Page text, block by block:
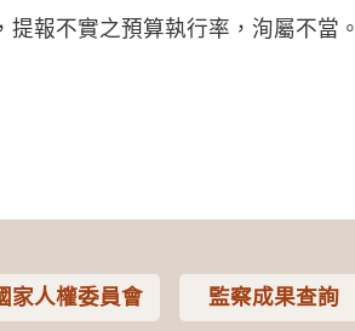
報不實之預算執行率，洵屬不當。
家人權委員會 監察成果查詢